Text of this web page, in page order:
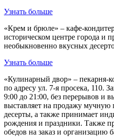
Узнать больше
«Крем и брюле» – кафе-
историческом центре города и
необыкновенно вкусных
Узнать больше
«Кулинарный двор» – пекарня-
по адресу ул. 7-я просека, 110.
9:00 до 21:00, без перерывов и
выставляет на продажу
десерты, а также принимает
рождения и праздники. Также
обедов на заказ и организацию